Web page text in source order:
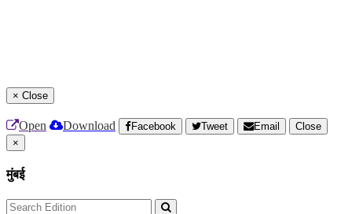
× Close
Open Download Facebook Tweet Email
Close
×
मुंबई